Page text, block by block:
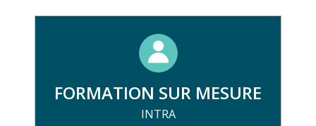
FORMATION SUR MESURE
INTRA